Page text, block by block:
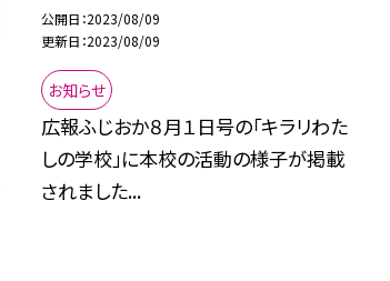
公開日 2023/08/09
更新日 2023/08/09
お知らせ
広報ふじおか８月１日号の「キラリわた
しの学校」に本校の活動の様子が掲載
されました...